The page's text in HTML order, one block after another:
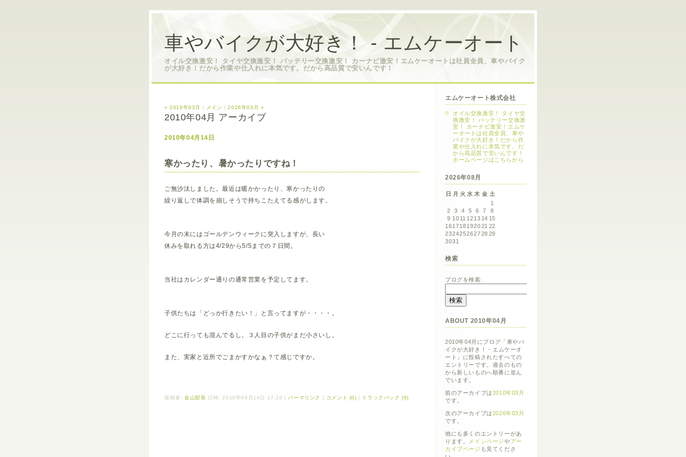
車やバイクが大好き！ - エムケーオート
オイル交換激安！ タイヤ交換激安！ バッテリー交換激安！ カーナビ激安！エムケーオートは社員全員、車やバイク
が大好き！だから作業や仕入れに本気です。だから高品質で安いんです！
« 2010年03月 | メイン |2026年03月 »
2010年04月 アーカイブ
2010年04月14日
寒かったり、暑かったりですね！
ご無沙汰しました。最近は暖かかったり、寒かったりの
繰り返しで体調を崩しそうで持ちこたえてる感がします。
今月の末にはゴールデンウィークに突入しますが、長い
休みを取れる方は4/29から5/5までの７日間。
当社はカレンダー通りの通常営業を予定してます。
子供たちは「どっか行きたい！」と言ってますが・・・・。
どこに行っても混んでるし。３人目の子供がまだ小さいし。
また、実家と近所でごまかすかなぁ？て感じですか。
投稿者: 金山部長 日時: 2010年04月14日 17:18 | パーマリンク | コメント (0) | トラックバック (0)
エムケーオート株式会社
オイル交換激安！ タイヤ交
換激安！ バッテリー交換激
安！ カーナビ激安！エムケ
ーオートは社員全員、車や
バイクが大好き！だから作
業や仕入れに本気です。だ
から高品質で安いんです！
ホームページはこちらから
2026年08月
日 月 火 水 木 金 土
1
2
3 4 5 6 7
8
9 10 11 1213 14 15
161718192021 22
232425262728 29
3031
検索
ブログを検索:
ABOUT 2010年04月
2010年04月にブログ「車やバ
イクが大好き！ - エムケーオ
ート」に投稿されたすべての
エントリーです。過去のもの
から新しいものへ順番に並ん
でいます。
前のアーカイブは2010年03月
です。
次のアーカイブは2026年03月
です。
他にも多くのエントリーがあ
ります。
メインページやアー
カイブページ も見てくださ